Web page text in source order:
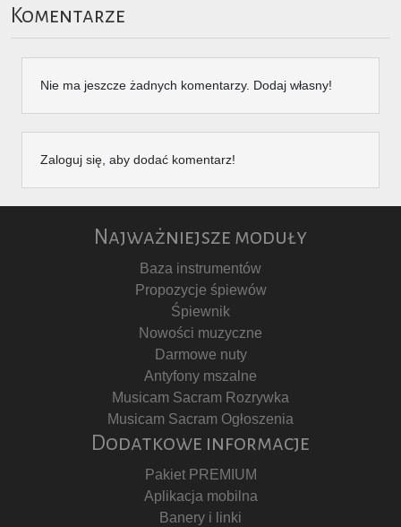
Komentarze
Nie ma jeszcze żadnych komentarzy. Dodaj własny!
Zaloguj się, aby dodać komentarz!
Najważniejsze moduły
Baza instrumentów
Propozycje śpiewów
Śpiewnik
Nowości muzyczne
Darmowe nuty
Antyfony mszalne
Musicam Sacram Rozrywka
Musicam Sacram Ogłoszenia
Dodatkowe informacje
Pakiet PREMIUM
Aplikacja mobilna
Banery i linki